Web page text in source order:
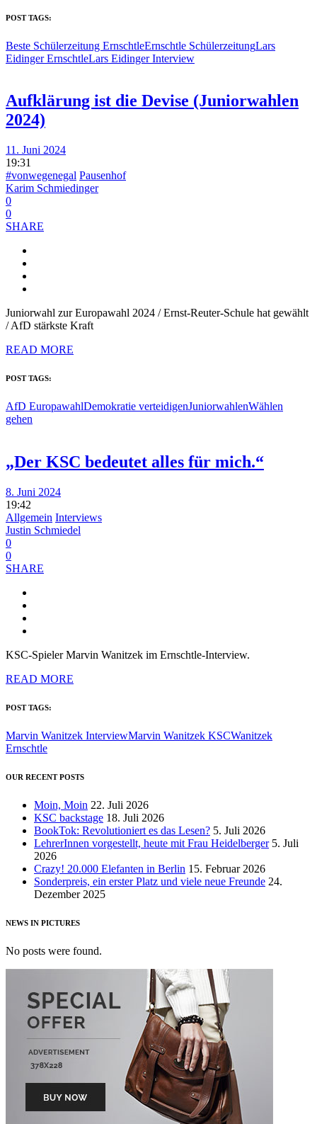
POST TAGS:
Beste Schülerzeitung ErnschtleErnschtle SchülerzeitungLars
Eidinger ErnschtleLars Eidinger Interview
Aufklärung ist die Devise (Juniorwahlen
2024)
11. Juni 2024
19:31
#vonwegenegal Pausenhof
Karim Schmiedinger
0
0
SHARE
Juniorwahl zur Europawahl 2024 / Ernst-Reuter-Schule hat gewählt
/ AfD stärkste Kraft
READ MORE
POST TAGS:
AfD EuropawahlDemokratie verteidigenJuniorwahlenWählen
gehen
„Der KSC bedeutet alles für mich.“
8. Juni 2024
19:42
Allgemein Interviews
Justin Schmiedel
0
0
SHARE
KSC-Spieler Marvin Wanitzek im Ernschtle-Interview.
READ MORE
POST TAGS:
Marvin Wanitzek InterviewMarvin Wanitzek KSCWanitzek
Ernschtle
OUR RECENT POSTS
Moin, Moin 22. Juli 2026
KSC backstage 18. Juli 2026
BookTok: Revolutioniert es das Lesen? 5. Juli 2026
LehrerInnen vorgestellt, heute mit Frau Heidelberger 5. Juli
2026
Crazy! 20.000 Elefanten in Berlin 15. Februar 2026
Sonderpreis, ein erster Platz und viele neue Freunde 24.
Dezember 2025
NEWS IN PICTURES
No posts were found.